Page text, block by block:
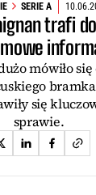
SERIE A
trafi
mówiło
się
sprawie.